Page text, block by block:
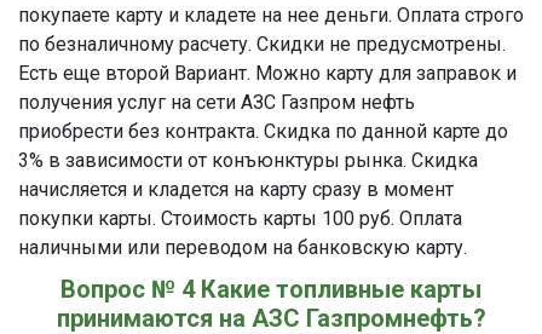
покупаете карту и кладете на нее деньги. Оплата строго
по безналичному расчету. Скидки не предусмотрены.
Есть еще второй Вариант. Можно карту для заправок и
получения услуг на сети АЗС Газпром нефть
приобрести без контракта. Скидка по данной карте до
3% в зависимости от конъюнктуры рынка. Скидка
начисляется и кладется на карту сразу в момент
покупки карты. Стоимость карты 100 руб. Оплата
наличными или переводом на банковскую карту.
Вопрос № 4 Какие топливные карты
принимаются на АЗС Газпромнефть?